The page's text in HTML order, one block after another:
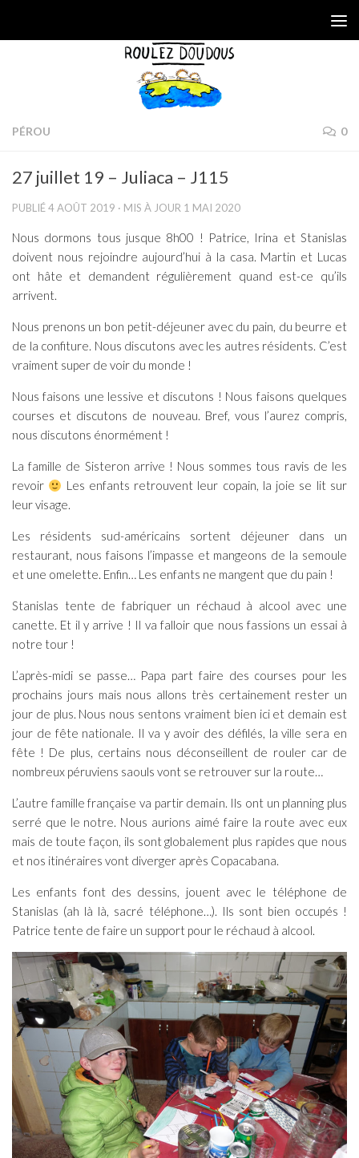
PÉROU 0
27 juillet 19 – Juliaca – J115
PUBLIÉ4 AOÛT 2019 · MIS À JOUR 1 MAI 2020
Nous dormons tous jusque 8h00 ! Patrice, Irina et Stanislas
doivent nous rejoindre aujourd’hui à la casa. Martin et Lucas
ont hâte et demandent régulièrement quand est-ce qu’ils
arrivent.
Nous prenons un bon petit-déjeuner avec du pain, du beurre et
de la confiture. Nous discutons avec les autres résidents. C’est
vraiment super de voir du monde !
Nous faisons une lessive et discutons ! Nous faisons quelques
courses et discutons de nouveau. Bref, vous l’aurez compris,
nous discutons énormément !
La famille de Sisteron arrive ! Nous sommes tous ravis de les
revoir
Les enfants retrouvent leur copain, la joie se lit sur
leur visage.
Les résidents sud-américains sortent déjeuner dans un
restaurant, nous faisons l’impasse et mangeons de la semoule
et une omelette. Enfin… Les enfants ne mangent que du pain !
Stanislas tente de fabriquer un réchaud à alcool avec une
canette. Et il y arrive ! Il va falloir que nous fassions un essai à
notre tour !
L’après-midi se passe… Papa part faire des courses pour les
prochains jours mais nous allons très certainement rester un
jour de plus. Nous nous sentons vraiment bien ici et demain est
jour de fête nationale. Il va y avoir des défilés, la ville sera en
fête ! De plus, certains nous déconseillent de rouler car de
nombreux péruviens saouls vont se retrouver sur la route…
L’autre famille française va partir demain. Ils ont un planning plus
serré que le notre. Nous aurions aimé faire la route avec eux
mais de toute façon, ils sont globalement plus rapides que nous
et nos itinéraires vont diverger après Copacabana.
Les enfants font des dessins, jouent avec le téléphone de
Stanislas (ah là là, sacré téléphone…). Ils sont bien occupés !
Patrice tente de faire un support pour le réchaud à alcool.